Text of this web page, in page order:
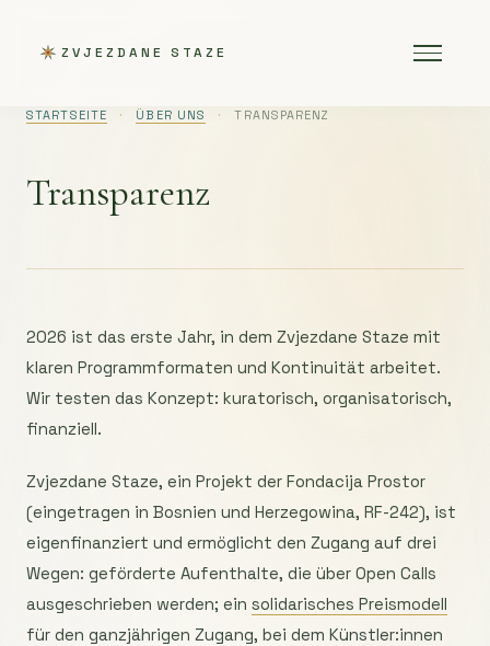
ZVJEZDANE STAZE
STARTSEITE · ÜBER UNS · TRANSPARENZ
Transparenz
2026 ist das erste Jahr, in dem Zvjezdane Staze mit
klaren Programmformaten und Kontinuität arbeitet.
Wir testen das Konzept: kuratorisch, organisatorisch,
finanziell.
Zvjezdane Staze, ein Projekt der Fondacija Prostor
(eingetragen in Bosnien und Herzegowina, RF-242), ist
eigenfinanziert und ermöglicht den Zugang auf drei
Wegen: geförderte Aufenthalte, die über Open Calls
ausgeschrieben werden; ein solidarisches Preismodell
für den ganzjährigen Zugang, bei dem Künstler:innen